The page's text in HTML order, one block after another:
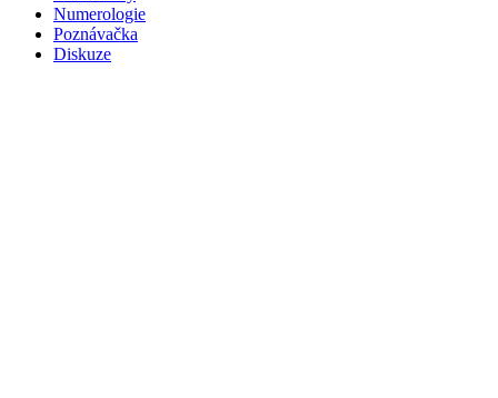
Numerologie
Poznávačka
Diskuze